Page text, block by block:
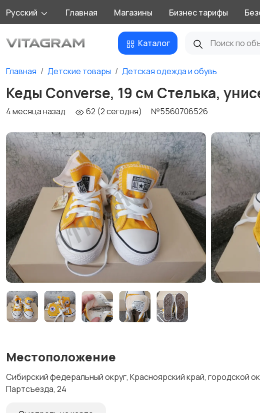
Русский Главная Магазины Бизнес тарифы
Каталог
Главная Детские товары Детская одежда и обувь
Кеды Converse, 19 см Стелька,
4 месяца назад 62 (2 сегодня) №5560706526
Местоположение
Сибирский федеральный округ, Красноярский край, городской
Партсъезда, 24